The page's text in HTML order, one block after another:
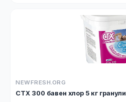
NEWFRESH.ORG
СТХ 300 бавен хлор 5 кг гранули